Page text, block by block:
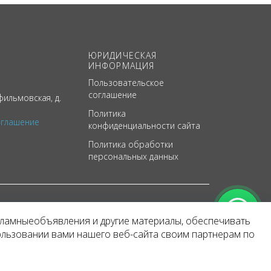
д.
ЮРИДИЧЕСКАЯ
ИНФОРМАЦИЯ
Пользовательское
соглашение
Политика
конфиденциальности сайта
Политика обработки
персональных данных
и другие материалы, обеспечивать
вами нашего веб-сайта своим партнерам по